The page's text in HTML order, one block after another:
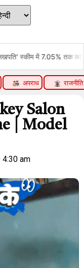
₹610 जमा करने पर मिलेंगे
अपराध राजनीति
Salon
| Model
4:30 am